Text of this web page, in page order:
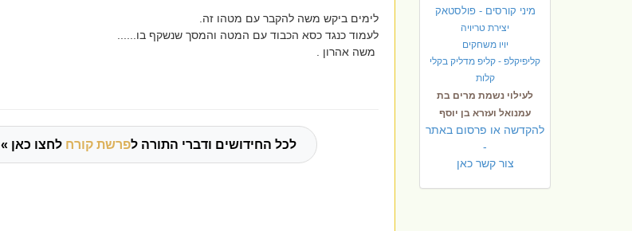
מיני קורסים - פולסטאק
יצירת טריויה
יויו משחקים
קליפיקלפ - קליפ מדליק בקלי
קלות
לעילוי נשמת מרים בת
עמנואל ועזרא בן יוסף
להקדשה או פרסום באתר
-
צור קשר כאן
לימים ביקש משה להקבר עם מטהו זה.
לעמוד כנגד כסא הכבוד עם המטה והמסך שנשקף בו......
משה אהרון .
לכל החידושים ודברי התורה לפרשת קורח לחצו כאן »